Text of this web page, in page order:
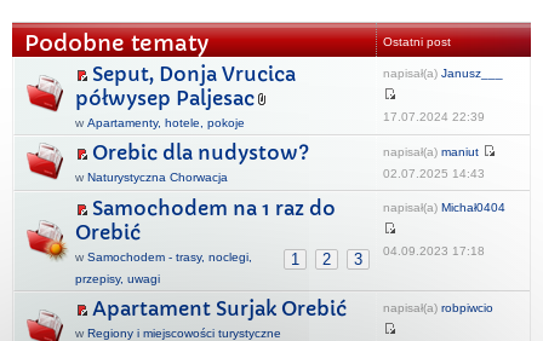
Podobne tematy Ostatni post
Seput, Donja Vrucica
półwysep Paljesac
w Apartamenty, hotele, pokoje
napisał(a) Janusz___
17.07.2024 22:39
Orebic dla nudystow?
w Naturystyczna Chorwacja
napisał(a) maniut
02.07.2025 14:43
Samochodem na 1 raz do
Orebić
1 2 3
w Samochodem - trasy, noclegi,
przepisy, uwagi
napisał(a) Michał0404
04.09.2023 17:18
Apartament Surjak Orebić
w Regiony i miejscowości turystyczne
napisał(a) robpiwcio